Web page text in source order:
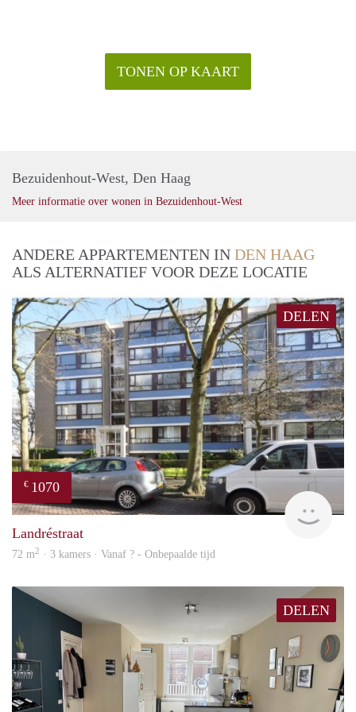
Het appartement bevindt zich op loopafstand van Den Haag
- Bus 18, 22, 24, 43, 44, 46 & 90
TONEN OP KAART
Bezuidenhout-West, Den Haag
Meer informatie over wonen in Bezuidenhout-West
ANDERE APPARTEMENTEN IN DEN HAAG
ALS ALTERNATIEF VOOR DEZE LOCATIE
DELEN
€ 1070
Landréstraat
72 m2 · 3 kamers · Vanaf ? - Onbepaalde tijd
DELEN